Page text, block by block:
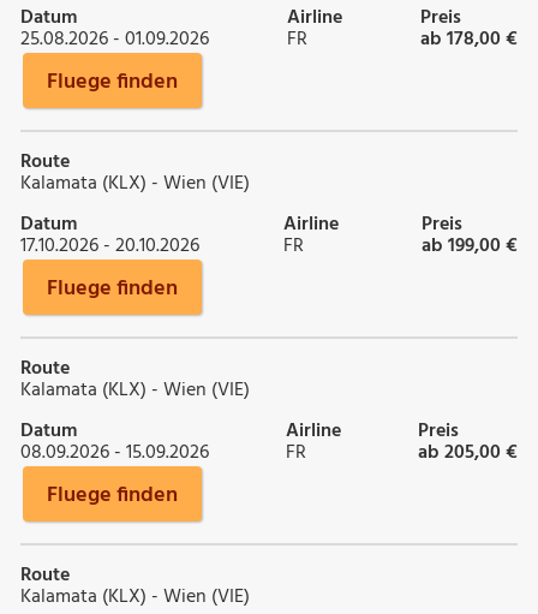
Datum
25.08.2026 - 01.09.2026
Airline
FR
Preis
ab 178,00 €
Fluege finden
Route
Kalamata (KLX) - Wien (VIE)
Datum
17.10.2026 - 20.10.2026
Airline
FR
Preis
ab 199,00 €
Fluege finden
Route
Kalamata (KLX) - Wien (VIE)
Datum
08.09.2026 - 15.09.2026
Airline
FR
Preis
ab 205,00 €
Fluege finden
Route
Kalamata (KLX) - Wien (VIE)